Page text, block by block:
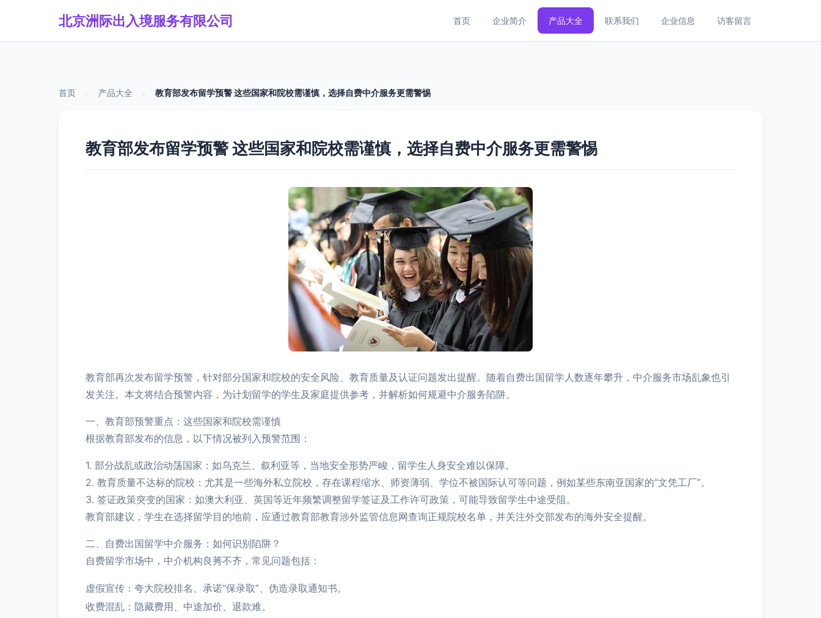
北京洲际出入境服务有限公司 首页 企业简介 产品大全 联系我们 企业信息 访客留言
首页 产品大全 教育部发布留学预警 这些国家和院校需谨慎，选择自费中介服务更需警惕
教育部发布留学预警 这些国家和院校需谨慎，选择自费中介服务更需警惕
教育部再次发布留学预警，针对部分国家和院校的安全风险、教育质量及认证问题发出提醒。随着自费出国留学人数逐年攀升，中介服务市场乱象也引
发关注。本文将结合预警内容，为计划留学的学生及家庭提供参考，并解析如何规避中介服务陷阱。
一、教育部预警重点：这些国家和院校需谨慎
根据教育部发布的信息，以下情况被列入预警范围：
1. 部分战乱或政治动荡国家：如乌克兰、叙利亚等，当地安全形势严峻，留学生人身安全难以保障。
2. 教育质量不达标的院校：尤其是一些海外私立院校，存在课程缩水、师资薄弱、学位不被国际认可等问题，例如某些东南亚国家的“文凭工厂”。
3. 签证政策突变的国家：如澳大利亚、英国等近年频繁调整留学签证及工作许可政策，可能导致留学生中途受阻。
教育部建议，学生在选择留学目的地前，应通过教育部教育涉外监管信息网查询正规院校名单，并关注外交部发布的海外安全提醒。
二、自费出国留学中介服务：如何识别陷阱？
自费留学市场中，中介机构良莠不齐，常见问题包括：
虚假宣传：夸大院校排名、承诺“保录取”、伪造录取通知书。
收费混乱：隐藏费用、中途加价、退款难。